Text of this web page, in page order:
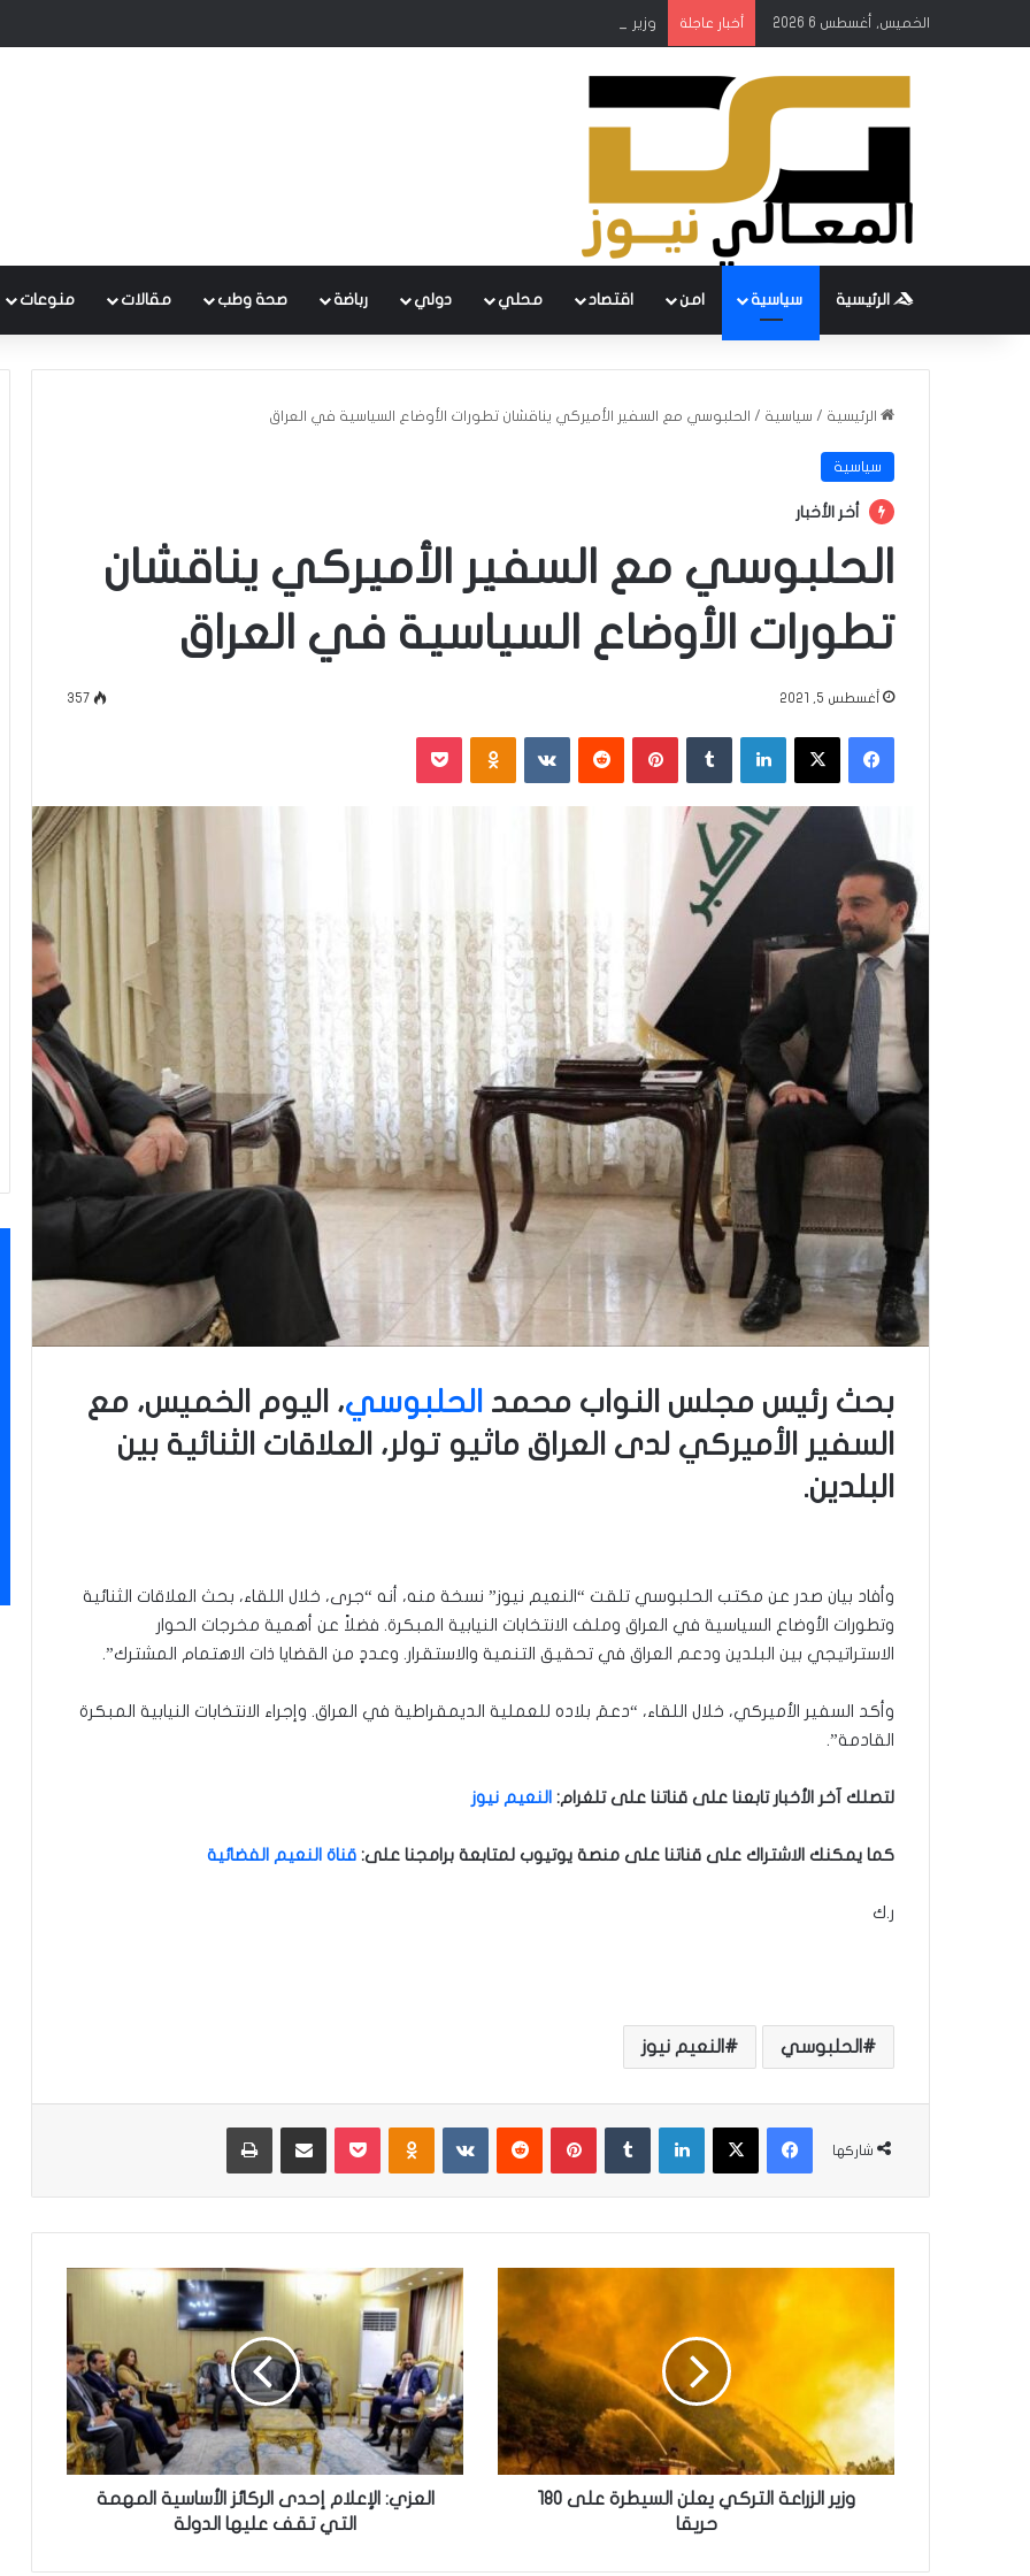
الخميس, أغسطس 6 2026 أخبار عاجلة وزير الكهرباء يطلق المنصة الإلكترونية لشؤون المواطنين والموظفين والشكاوى
الرئيسية سياسية امن اقتصاد محلي دولي رباضة صحة وطب مقالات منوعات
الرئيسية / سياسية / الحلبوسي مع السفير الأميركي يناقشان تطورات الأوضاع السياسية في العراق
سياسية
أخر الأخبار
الحلبوسي مع السفير الأميركي يناقشان
تطورات الأوضاع السياسية في العراق
أغسطس 5, 2021 357
فيسبوك ‫X لينكدإن بينتيريست ‏VKontakte
بحث رئيس مجلس النواب محمد الحلبوسي، اليوم الخميس، مع
السفير الأميركي لدى العراق ماثيو تولر، العلاقات الثنائية بين
البلدين.
وأفاد بيان صدر عن مكتب الحلبوسي تلقت “النعيم نيوز” نسخة منه، أنه “جرى، خلال اللقاء، بحث العلاقات الثنائية
وتطورات الأوضاع السياسية في العراق وملف الانتخابات النيابية المبكرة. فضلاً عن أهمية مخرجات الحوار
الاستراتيجي بين البلدين ودعم العراق في تحقيق التنمية والاستقرار. وعددٍ من القضايا ذات الاهتمام المشترك”.
وأكد السفير الأميركي، خلال اللقاء، “دعمَ بلاده للعملية الديمقراطية في العراق. وإجراء الانتخابات النيابية المبكرة
القادمة”.
لتصلك آخر الأخبار تابعنا على قناتنا على تلغرام: النعيم نيوز
كما يمكنك الاشتراك على قناتنا على منصة يوتيوب لمتابعة برامجنا على: قناة النعيم الفضائية
ر.ك
الحلبوسي النعيم نيوز
شاركها
فيسبوك ‫X لينكدإن بينتيريست ‏VKontakte
ا
ا
ل
وزير الزراعة التركي يعلن السيطرة على 180
حريقا
ا
ل
ع
ز
ي
:
ا
ل
إ
م
العزي: الإعلام إحدى الركائز الأساسية المهمة
التي تقف عليها الدولة